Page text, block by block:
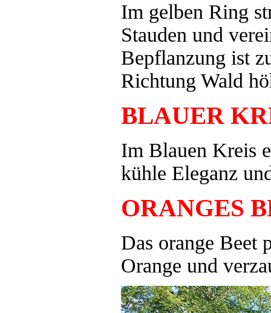
Im gelben Ring
Stauden und
Bepflanzung ist
Richtung Wald
BLAUER
Im Blauen Kreis
kühle Eleganz
ORANGES
Das orange Beet
Orange und